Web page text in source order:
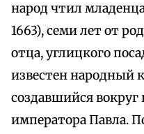
народ чтил
1663), семи лет от
отца, углицкого
известен народный
создавшийся
императора Павла.